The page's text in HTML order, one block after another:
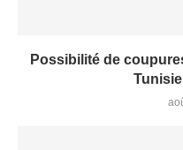
Possibilité de